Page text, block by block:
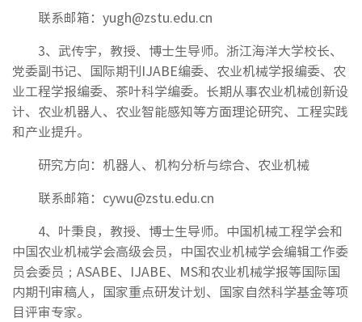
联系邮箱：yugh@zstu.edu.cn
3、武传宇，教授、博士生导师。浙江海洋大学校长、
党委副书记、国际期刊IJABE编委、农业机械学报编委、农
业工程学报编委、茶叶科学编委。长期从事农业机械创新设
计、农业机器人、农业智能感知等方面理论研究、工程实践
和产业提升。
研究方向：机器人、机构分析与综合、农业机械
联系邮箱：cywu@zstu.edu.cn
4、叶秉良，教授、博士生导师。中国机械工程学会和
中国农业机械学会高级会员，中国农业机械学会编辑工作委
员会委员；ASABE、IJABE、MS和农业机械学报等国际国
内期刊审稿人，国家重点研发计划、国家自然科学基金等项
目评审专家。